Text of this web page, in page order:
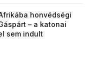
honvédségi
– a katonai
sem indult